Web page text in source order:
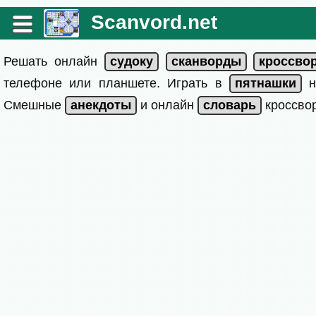
Scanvord.net
Решать онлайн
телефоне или планшете. Играть в
Смешные
и онлайн